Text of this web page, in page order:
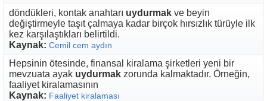
döndükleri, kontak anahtarı uydurmak ve beyin
değiştirmeyle taşıt çalmaya kadar birçok hırsızlık türüyle ilk
kez karşılaştıkları belirtildi.
Kaynak: Cemil cem aydın
Hepsinin ötesinde, finansal kiralama şirketleri yeni bir
mevzuata ayak uydurmak zorunda kalmaktadır. Örneğin,
faaliyet kiralamasının
Kaynak: Faaliyet kiralaması